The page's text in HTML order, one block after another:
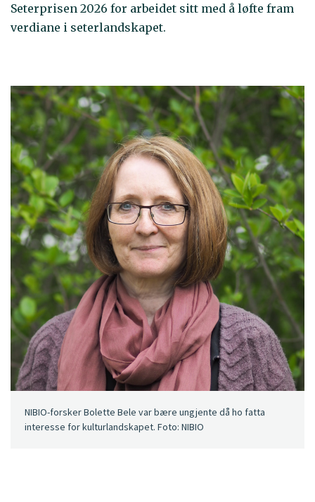
Seterprisen 2026 for arbeidet sitt med å løfte fram
verdiane i seterlandskapet.
NIBIO-forsker Bolette Bele var bære ungjente då ho fatta
interesse for kulturlandskapet. Foto: NIBIO